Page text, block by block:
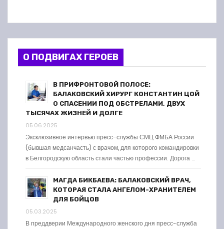
О ПОДВИГАХ ГЕРОЕВ
В ПРИФРОНТОВОЙ ПОЛОСЕ:
БАЛАКОВСКИЙ ХИРУРГ КОНСТАНТИН ЦОЙ
О СПАСЕНИИ ПОД ОБСТРЕЛАМИ, ДВУХ
ТЫСЯЧАХ ЖИЗНЕЙ И ДОЛГЕ
05.06.2025
Эксклюзивное интервью пресс-службы СМЦ ФМБА России
(бывшая медсанчасть) с врачом, для которого командировки
в Белгородскую область стали частью профессии. Дорога …
МАГДА БИКБАЕВА: БАЛАКОВСКИЙ ВРАЧ,
КОТОРАЯ СТАЛА АНГЕЛОМ-ХРАНИТЕЛЕМ
ДЛЯ БОЙЦОВ
05.03.2025
В преддверии Международного женского дня пресс-служба